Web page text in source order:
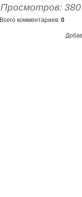
Просмотров: 380
Всего комментариев: 0